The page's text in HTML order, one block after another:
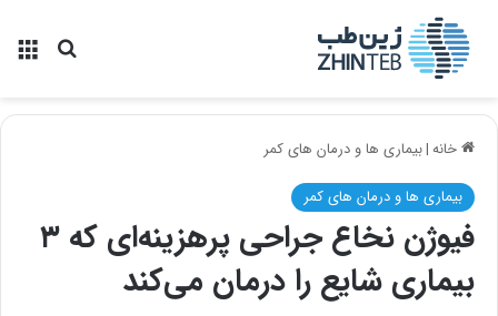
خانه|بیماری ها و درمان های کمر
بیماری ها و درمان های کمر
فیوژن نخاع جراحی پرهزینه‌ای که ۳
بیماری شایع را درمان می‌کند